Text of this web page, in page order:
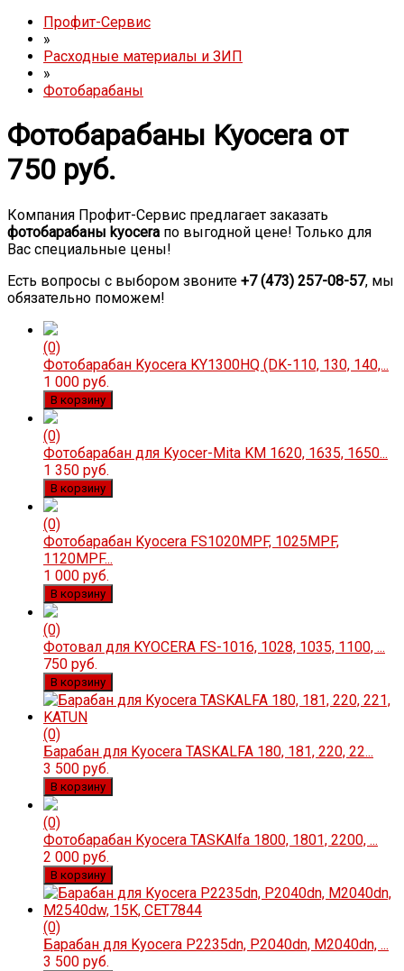
Профит-Сервис
»
Расходные материалы и ЗИП
»
Фотобарабаны
Фотобарабаны Kyocera от
750 руб.
Компания Профит-Сервис предлагает заказать
фотобарабаны kyocera по выгодной цене! Только для
Вас специальные цены!
Есть вопросы с выбором звоните +7 (473) 257-08-57, мы
обязательно поможем!
(0)
Фотобарабан Kyocera KY1300HQ (DK-110, 130, 140,...
1 000 руб.
В корзину
(0)
Фотобарабан для Kyocer-Mita KM 1620, 1635, 1650...
1 350 руб.
В корзину
(0)
Фотобарабан Kyocera FS1020MPF, 1025MPF,
1120MPF...
1 000 руб.
В корзину
(0)
Фотовал для KYOCERA FS-1016, 1028, 1035, 1100, ...
750 руб.
В корзину
(0)
Барабан для Kyocera TASKALFA 180, 181, 220, 22...
3 500 руб.
В корзину
(0)
Фотобарабан Kyocera TASKAlfa 1800, 1801, 2200, ...
2 000 руб.
В корзину
(0)
Барабан для Kyocera P2235dn, P2040dn, M2040dn, ...
3 500 руб.